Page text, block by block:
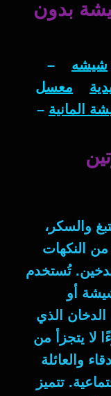
بدون
شيشه –
معسل
المانية –
والسكر،
النكهات
تُستخدم
أو
الدخان الذي
لا يتجزأ من
والعائلة
تتميز